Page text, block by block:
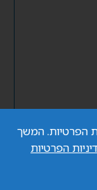
הפרטיות. המשך
הפרטיות